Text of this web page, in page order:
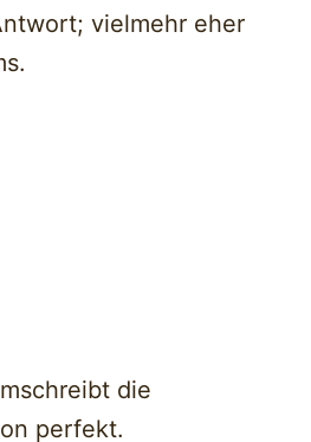
vielmehr eher
die
perfekt.